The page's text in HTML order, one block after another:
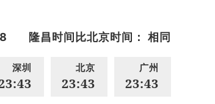
隆昌时间比北京时间： 相同
深圳 北京
23:43
广州
23:43